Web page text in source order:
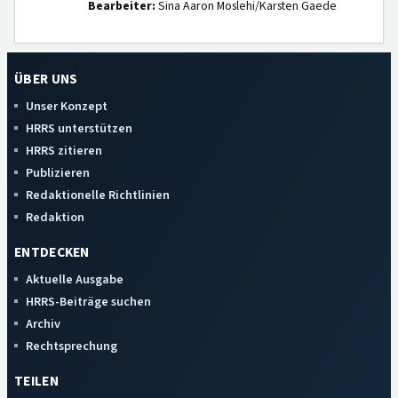
Bearbeiter: Sina Aaron Moslehi/Karsten Gaede
ÜBER UNS
Unser Konzept
HRRS unterstützen
HRRS zitieren
Publizieren
Redaktionelle Richtlinien
Redaktion
ENTDECKEN
Aktuelle Ausgabe
HRRS-Beiträge suchen
Archiv
Rechtsprechung
TEILEN